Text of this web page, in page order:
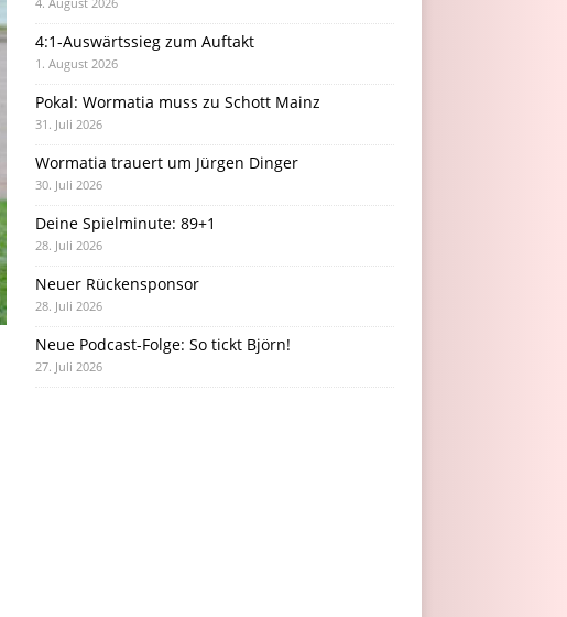
4:1-Auswärtssieg zum Auftakt
1. August 2026
Pokal: Wormatia muss zu Schott Mainz
31. Juli 2026
Wormatia trauert um Jürgen Dinger
30. Juli 2026
Deine Spielminute: 89+1
28. Juli 2026
Neuer Rückensponsor
28. Juli 2026
Neue Podcast-Folge: So tickt Björn!
27. Juli 2026